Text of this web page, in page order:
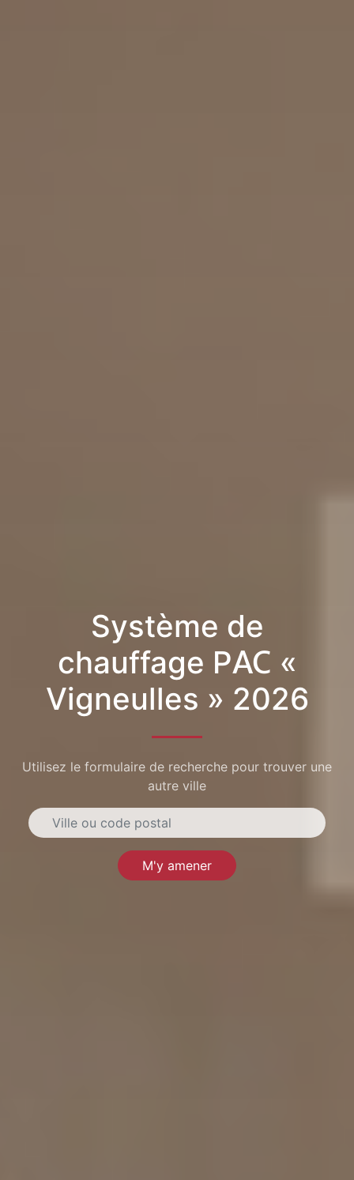
Système de
chauffage PAC «
Vigneulles » 2026
Utilisez le formulaire de recherche pour trouver une
autre ville
M'y amener